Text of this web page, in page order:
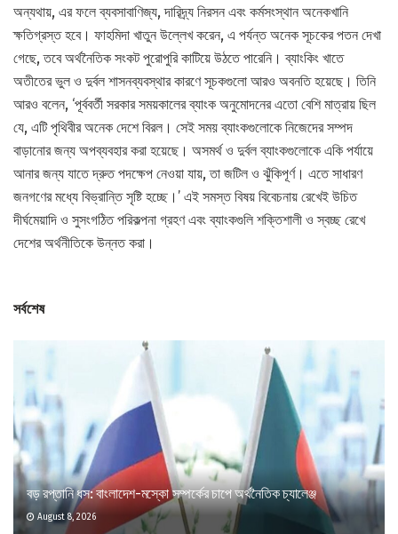
অন্যথায়, এর ফলে ব্যবসাবাণিজ্য, দারিদ্র্য নিরসন এবং কর্মসংস্থান অনেকখানি
ক্ষতিগ্রস্ত হবে। ফাহমিদা খাতুন উল্লেখ করেন, এ পর্যন্ত অনেক সূচকের পতন দেখা
গেছে, তবে অর্থনৈতিক সংকট পুরোপুরি কাটিয়ে উঠতে পারেনি। ব্যাংকিং খাতে
অতীতের ভুল ও দুর্বল শাসনব্যবস্থার কারণে সূচকগুলো আরও অবনতি হয়েছে। তিনি
আরও বলেন, ‘পূর্ববর্তী সরকার সময়কালের ব্যাংক অনুমোদনের এতো বেশি মাত্রায় ছিল
যে, এটি পৃথিবীর অনেক দেশে বিরল। সেই সময় ব্যাংকগুলোকে নিজেদের সম্পদ
বাড়ানোর জন্য অপব্যবহার করা হয়েছে। অসমর্থ ও দুর্বল ব্যাংকগুলোকে একি পর্যায়ে
আনার জন্য যাতে দ্রুত পদক্ষেপ নেওয়া যায়, তা জটিল ও ঝুঁকিপূর্ণ। এতে সাধারণ
জনগণের মধ্যে বিভ্রান্তি সৃষ্টি হচ্ছে।’ এই সমস্ত বিষয় বিবেচনায় রেখেই উচিত
দীর্ঘমেয়াদি ও সুসংগঠিত পরিকল্পনা গ্রহণ এবং ব্যাংকগুলি শক্তিশালী ও স্বচ্ছ রেখে
দেশের অর্থনীতিকে উন্নত করা।
সর্বশেষ
বড় রপ্তানি ধস: বাংলাদেশ-মস্কো সম্পর্কের চাপে অর্থনৈতিক চ্যালেঞ্জ
August 8, 2026